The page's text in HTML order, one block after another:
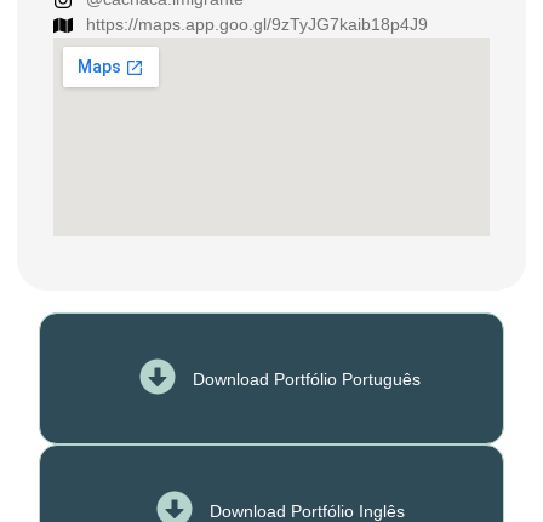
https://maps.app.goo.gl/9zTyJG7kaib18p4J9
Download Portfólio Português
Download Portfólio Inglês